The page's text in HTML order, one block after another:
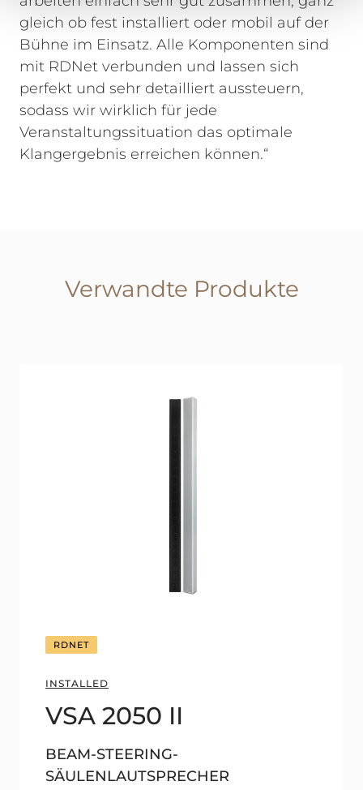
gleich ob fest installiert oder mobil auf der
Bühne im Einsatz. Alle Komponenten sind
mit RDNet verbunden und lassen sich
perfekt und sehr detailliert aussteuern,
sodass wir wirklich für jede
Veranstaltungssituation das optimale
Klangergebnis erreichen können.“
Verwandte Produkte
RDNET
INSTALLED
VSA 2050 II
BEAM-STEERING-
SÄULENLAUTSPRECHER